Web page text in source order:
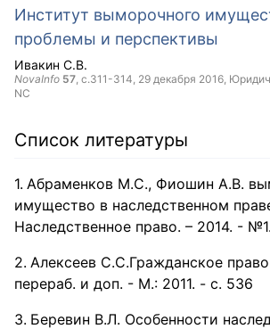
Институт выморочного
проблемы и перспективы
Ивакин С.В.
NovaInfo 57, с.311-314, 29 декабря 2016,
NC
Список литературы
Абраменков М.С., Фиошин А.В.
имущество в наследственном
Наследственное право. – 2014. -
Алексеев С.С.Гражданское
перераб. и доп. - М.: 2011. - с. 536
Беревин В.Л. Особенности